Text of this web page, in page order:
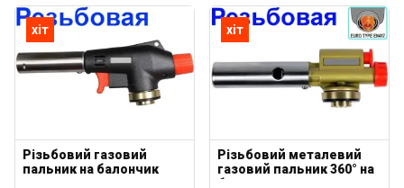
хіт
Різьбовий газовий
пальник на балончик
хіт
Різьбовий металевий
газовий пальник 360° на
балончик